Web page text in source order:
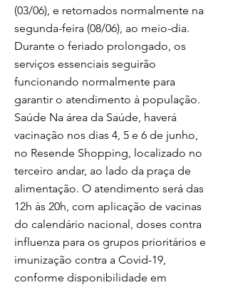
(03/06), e retomados normalmente na
segunda-feira (08/06), ao meio-dia.
Durante o feriado prolongado, os
serviços essenciais seguirão
funcionando normalmente para
garantir o atendimento à população.
Saúde Na área da Saúde, haverá
vacinação nos dias 4, 5 e 6 de junho,
no Resende Shopping, localizado no
terceiro andar, ao lado da praça de
alimentação. O atendimento será das
12h às 20h, com aplicação de vacinas
do calendário nacional, doses contra
influenza para os grupos prioritários e
imunização contra a Covid-19,
conforme disponibilidade em